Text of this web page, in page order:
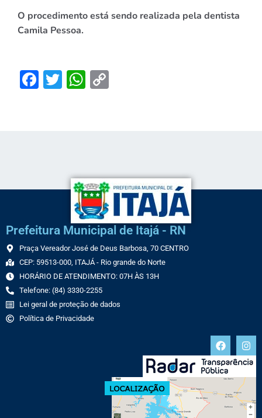
O procedimento está sendo realizada pela dentista
Camila Pessoa.
Facebook
TwitterWhatsApp
Prefeitura Municipal de Itajá - RN
Praça Vereador José de Deus Barbosa, 70 CENTRO
CEP: 59513-000, ITAJÁ - Rio grande do Norte
HORÁRIO DE ATENDIMENTO: 07H ÀS 13H
Telefone: (84) 3330-2255
Lei geral de proteção de dados
Política de Privacidade